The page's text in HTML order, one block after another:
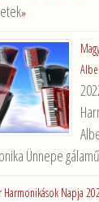
»
Ünnepe
Harmonikások Napja